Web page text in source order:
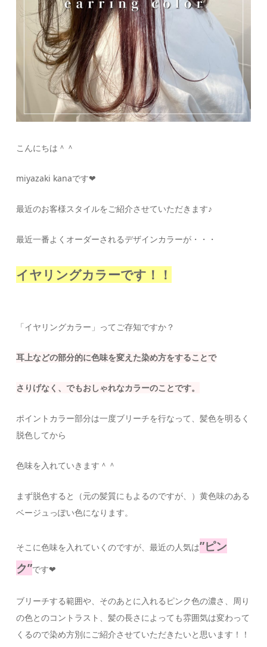
こんにちは＾＾
miyazaki kanaです❤︎
最近のお客様スタイルをご紹介させていただきます♪
最近一番よくオーダーされるデザインカラーが・・・
イヤリングカラーです！！
「イヤリングカラー」ってご存知ですか？
耳上などの部分的に色味を変えた染め方をすることで
さりげなく、でもおしゃれなカラーのことです。
ポイントカラー部分は一度ブリーチを行なって、髪色を明るく
脱色してから
色味を入れていきます＾＾
まず脱色すると（元の髪質にもよるのですが、）黄色味のある
ベージュっぽい色になります。
そこに色味を入れていくのですが、最近の人気は”ピン
ク”です❤︎
ブリーチする範囲や、そのあとに入れるピンク色の濃さ、周り
の色とのコントラスト、髪の長さによっても雰囲気は変わって
くるので染め方別にご紹介させていただきたいと思います！！